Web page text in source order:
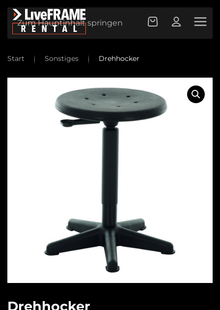
Zum Hauptinhalt springen
Start Sonstiges Drehhocker
Drehhocker